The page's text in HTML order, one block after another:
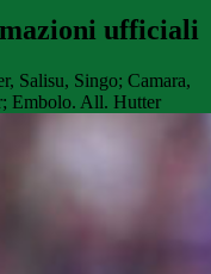
ufficiali
Salisu, Singo; Camara,
Embolo. All. Hutter